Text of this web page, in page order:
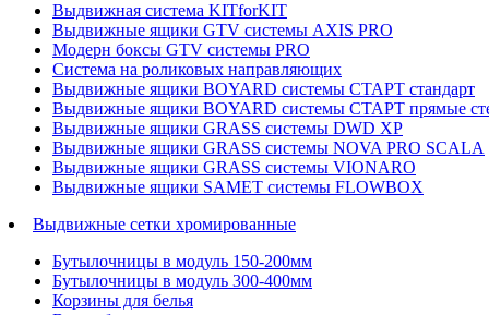
Выдвижная система KITforKIT
Выдвижные ящики GTV системы AXIS PRO
Модерн боксы GTV системы PRO
Система на роликовых направляющих
Выдвижные ящики BOYARD системы СТАРТ стандарт
Выдвижные ящики BOYARD системы СТАРТ прямые
Выдвижные ящики GRASS системы DWD XP
Выдвижные ящики GRASS системы NOVA PRO SCALA
Выдвижные ящики GRASS системы VIONARO
Выдвижные ящики SAMET системы FLOWBOX
Выдвижные сетки хромированные
Бутылочницы в модуль 150-200мм
Бутылочницы в модуль 300-400мм
Корзины для белья